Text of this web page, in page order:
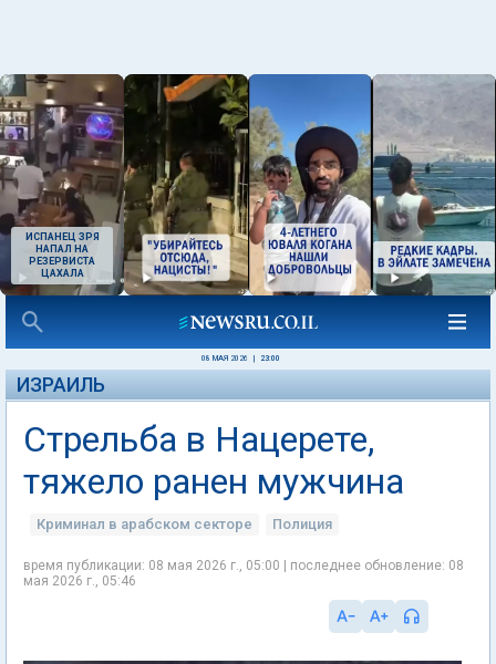
ИСПАНЕЦ ЗРЯ
НАПАЛ НА
РЕЗЕРВИСТА
ЦАХАЛА
08 МАЯ 2026 23:00
ИЗРАИЛЬ
Стрельба в Нацерете,
тяжело ранен мужчина
Криминал в арабском секторе Полиция
время публикации: 08 мая 2026 г., 05:00 | последнее обновление: 08
мая 2026 г., 05:46